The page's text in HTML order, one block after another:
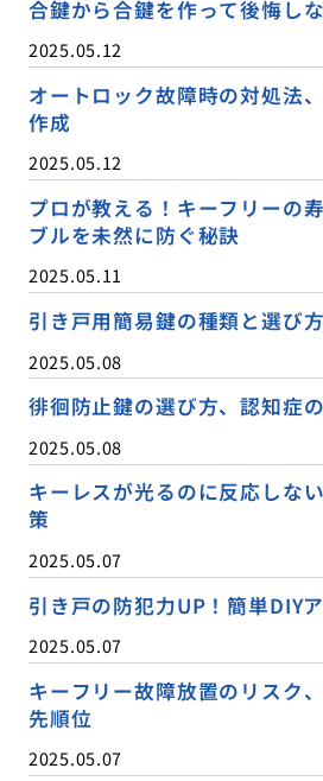
合鍵から合鍵を作って後悔し
2025.05.12
オートロック故障時の対処法
作成
2025.05.12
プロが教える！キーフリーの
ブルを未然に防ぐ秘訣
2025.05.11
引き戸用簡易鍵の種類と選び
2025.05.08
徘徊防止鍵の選び方、認知症
2025.05.08
キーレスが光るのに反応しな
策
2025.05.07
引き戸の防犯力UP！簡単DIY
2025.05.07
キーフリー故障放置のリスク
先順位
2025.05.07